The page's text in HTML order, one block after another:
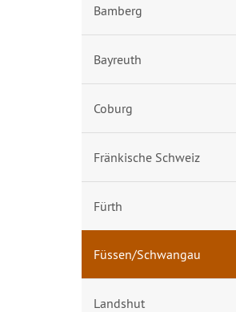
Bamberg
Bayreuth
Coburg
Fränkische Schweiz
Fürth
Füssen/Schwangau
Landshut